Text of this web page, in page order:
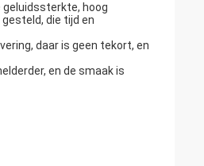
hoog
die tijd en
daar is geen tekort, en
en de smaak is